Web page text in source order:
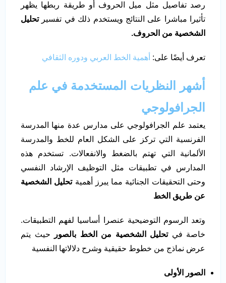
رصد تفاصيل مثل ميل الحروف أو طريقة ربطها يظهر
تأثيرا مباشرا على النتائج ويستخدم ذلك في تفسيرتحليل
الشخصية من الحروف.
تعرف أيضًا على: أهمية الخط العربي ودوره الثقافي
أشهر النظريات المستخدمة في علم
الجرافولوجي
يعتمد علم الجرافولوجي على مدارس عدة منها المدرسة
الفرنسية التي تركز على الشكل العام للخط والمدرسة
الألمانية التي تهتم بالضغط والانفعالات. تستخدم هذه
المدارس في تطبيقات مثل التوظيف الإرشاد النفسي
وحتى التحقيقات الجنائية مما يبرز أهميةتحليل الشخصية
عن طريق الخط
وتعد الرسوم التوضيحية عنصرا أساسيا لفهم التطبيقات.
خاصة فيتحليل الشخصية من الخط بالصور
حيث يتم
عرض نماذج من خطوط حقيقية وشرح دلالاتها النفسية
الصور الأولى